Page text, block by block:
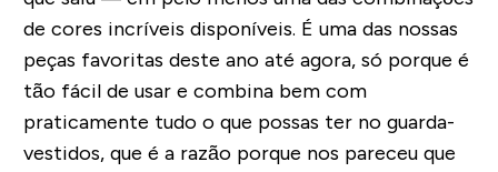
de cores incríveis disponíveis. É uma das nossas
peças favoritas deste ano até agora, só porque é
tão fácil de usar e combina bem com
praticamente tudo o que possas ter no guarda-
vestidos, que é a razão porque nos pareceu que